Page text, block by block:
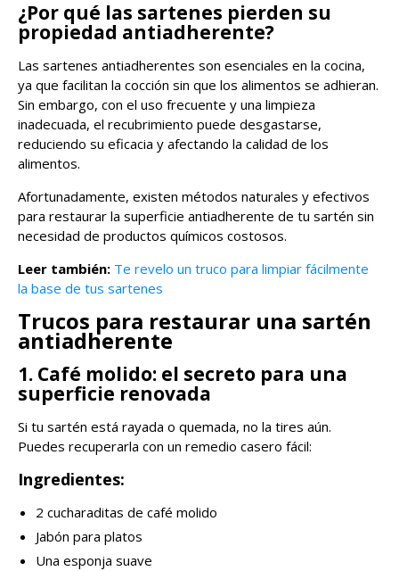
¿Por qué las sartenes pierden su
propiedad antiadherente?
Las sartenes antiadherentes son esenciales en la cocina,
ya que facilitan la cocción sin que los alimentos se adhieran.
Sin embargo, con el uso frecuente y una limpieza
inadecuada, el recubrimiento puede desgastarse,
reduciendo su eficacia y afectando la calidad de los
alimentos.
Afortunadamente, existen métodos naturales y efectivos
para restaurar la superficie antiadherente de tu sartén sin
necesidad de productos químicos costosos.
Leer también: Te revelo un truco para limpiar fácilmente
la base de tus sartenes
Trucos para restaurar una sartén
antiadherente
1. Café molido: el secreto para una
superficie renovada
Si tu sartén está rayada o quemada, no la tires aún.
Puedes recuperarla con un remedio casero fácil:
Ingredientes:
2 cucharaditas de café molido
Jabón para platos
Una esponja suave